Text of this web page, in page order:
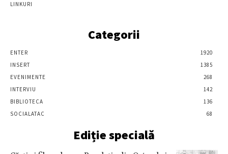
LINKURI
Categorii
ENTER
1920
INSERT
1385
EVENIMENTE
268
INTERVIU
142
BIBLIOTECA
136
SOCIALATAC
68
Ediție specială